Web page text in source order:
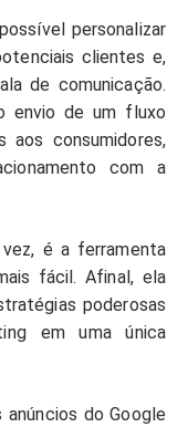
personalizar
clientes e,
de comunicação.
envio de um fluxo
aos consumidores,
com a
é a ferramenta
fácil. Afinal, ela
poderosas
em uma única
do Google